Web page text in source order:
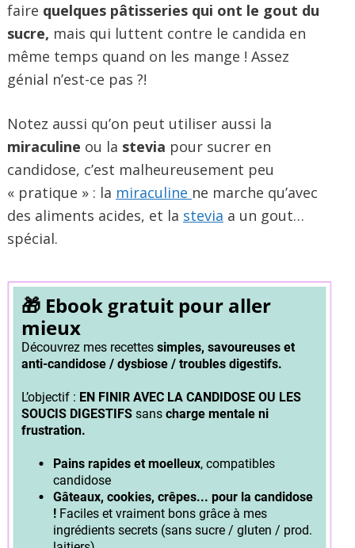
faire quelques pâtisseries qui ont le gout du
sucre, mais qui luttent contre le candida en
même temps quand on les mange ! Assez
génial n’est-ce pas ?!
Notez aussi qu’on peut utiliser aussi la
miraculine ou la stevia pour sucrer en
candidose, c’est malheureusement peu
« pratique » : la miraculine ne marche qu’avec
des aliments acides, et la stevia a un gout…
spécial.